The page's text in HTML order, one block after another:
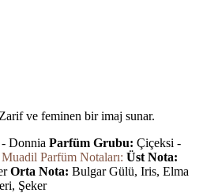
ve feminen bir imaj sunar.
Donnia Parfüm Grubu: Çiçeksi -
Parfüm Notaları: Üst Nota:
Orta Nota: Bulgar Gülü, Iris, Elma
Şeker